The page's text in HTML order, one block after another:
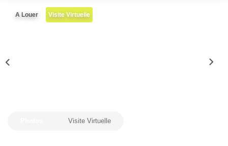
Locaux Professionnels
MON COMPTE
A Louer Visite Virtuelle
Visite Virtuelle